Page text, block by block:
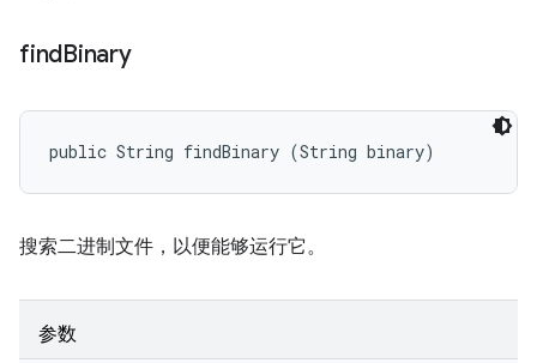
findBinary
public String findBinary (String binary)
搜索二进制文件，以便能够运行它。
参数